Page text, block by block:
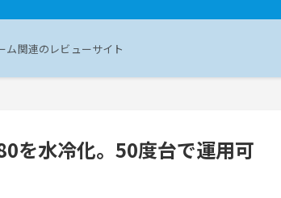
ム関連のレビューサイト
を水冷化。50度台で運用可